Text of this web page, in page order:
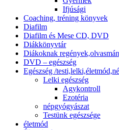
Ifjúsági
Coaching, tréning könyvek
Diafilm
Diafilm és Mese CD, DVD
Diákkönyvtár
Diákoknak
DVD – egészség
Egészség /
Lelki egészség
Agykontroll
Ezotéria
népgyógyászat
Testünk egészsége
életmód